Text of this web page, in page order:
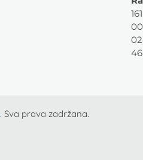
46
. Sva prava zadržana.